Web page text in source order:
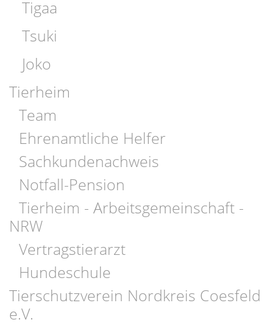
Tigaa
Tsuki
Joko
Tierheim
Team
Ehrenamtliche Helfer
Sachkundenachweis
Notfall-Pension
Tierheim - Arbeitsgemeinschaft -
NRW
Vertragstierarzt
Hundeschule
Tierschutzverein Nordkreis Coesfeld
e.V.